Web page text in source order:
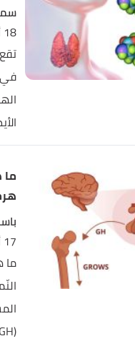
18 أكتوبر 2021
17 أكتوبر 2021
ما
(GH)، وتُعرف...